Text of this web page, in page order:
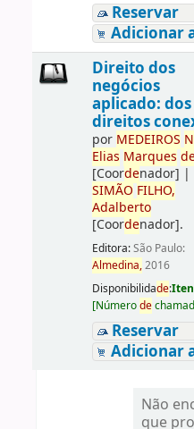
Reservar
Adicionar
Direito dos
negócios
aplicado: dos
direitos
por MEDEIROS
Elias Marques
[Coordenador] |
SIMÃO FILHO,
Adalberto
[Coordenador].
Editora:São Paulo:
Almedina,2016
Disponibilidade:
[Númerode
Reservar
Adicionar
Não
que